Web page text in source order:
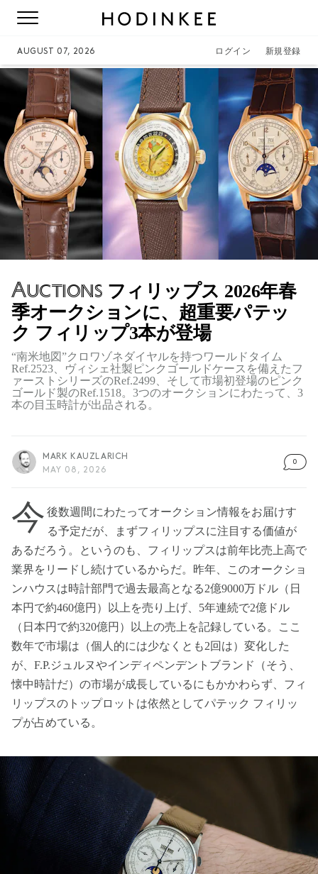
AUGUST 07, 2026 ログイン 新規登録
Auctions フィリップス 2026年春
季オークションに、超重要パテッ
ク フィリップ3本が登場
“南米地図”クロワゾネダイヤルを持つワールドタイム
Ref.2523、ヴィシェ社製ピンクゴールドケースを備えたフ
ァーストシリーズのRef.2499、そして市場初登場のピンク
ゴールド製のRef.1518。3つのオークションにわたって、3
本の目玉時計が出品される。
MARK KAUZLARICH
MAY 08, 2026
0
今 後数週間にわたってオークション情報をお届けす
る予定だが、まずフィリップスに注目する価値が
あるだろう。というのも、フィリップスは前年比売上高で
業界をリードし続けているからだ。昨年、このオークショ
ンハウスは時計部門で過去最高となる2億9000万ドル（日
本円で約460億円）以上を売り上げ、5年連続で2億ドル
（日本円で約320億円）以上の売上を記録している。ここ
数年で市場は（個人的には少なくとも2回は）変化した
が、F.P.ジュルヌやインディペンデントブランド（そう、
懐中時計だ）の市場が成長しているにもかかわらず、フィ
リップスのトップロットは依然としてパテック フィリッ
プが占めている。